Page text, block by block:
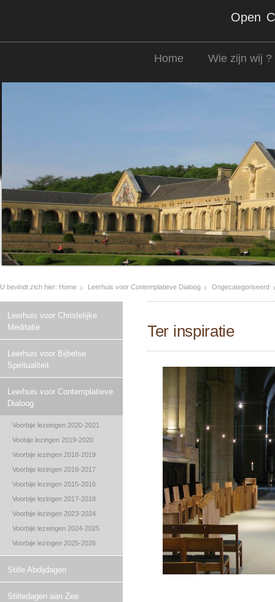
Open
Home Wie zijn wij ?
U bevindt zich hier: Home Leerhuis voor Contemplatieve Dialoog Ongecategoriseerd
Leerhuis voor Christelijke
Meditatie
Leerhuis voor Bijbelse
Spiritualiteit
Leerhuis voor Contemplatieve
Dialoog
Voorbije lezeingen 2020-2021
Voobije lezingen 2019-2020
Voorbije lezingen 2018-2019
Voorbije lezingen 2016-2017
Voorbije lezingen 2015-2016
Voorbije lezingen 2017-2018
Voorbije lezingen 2023-2024
Voorbije lezeingen 2024-2025
Voorbije lezingen 2025-2026
Stille Abdijdagen
Stiltedagen aan Zee
Ter inspiratie